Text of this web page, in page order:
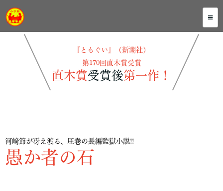
『ともぐい』（新潮社）
第170回直木賞受賞
直木賞受賞後第一作！
河﨑節が冴え渡る、圧巻の長編監獄小説!!
愚か者の石